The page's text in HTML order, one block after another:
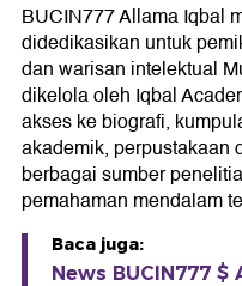
BUCIN777 Allama Iqbal
didedikasikan untuk
dan warisan intelektual
dikelola oleh Iqbal
akses ke biografi,
akademik, perpustakaan
berbagai sumber
pemahaman mendalam
Baca juga:
News BUCIN777